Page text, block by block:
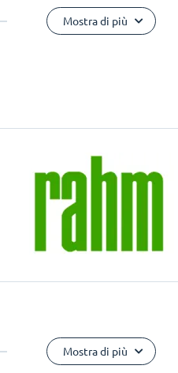
Mostra di più
Mostra di più